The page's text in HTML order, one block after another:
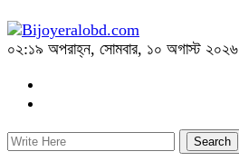
০২:১৯ অপরাহ্ন, সোমবার, ১০ অগাস্ট ২০২৬